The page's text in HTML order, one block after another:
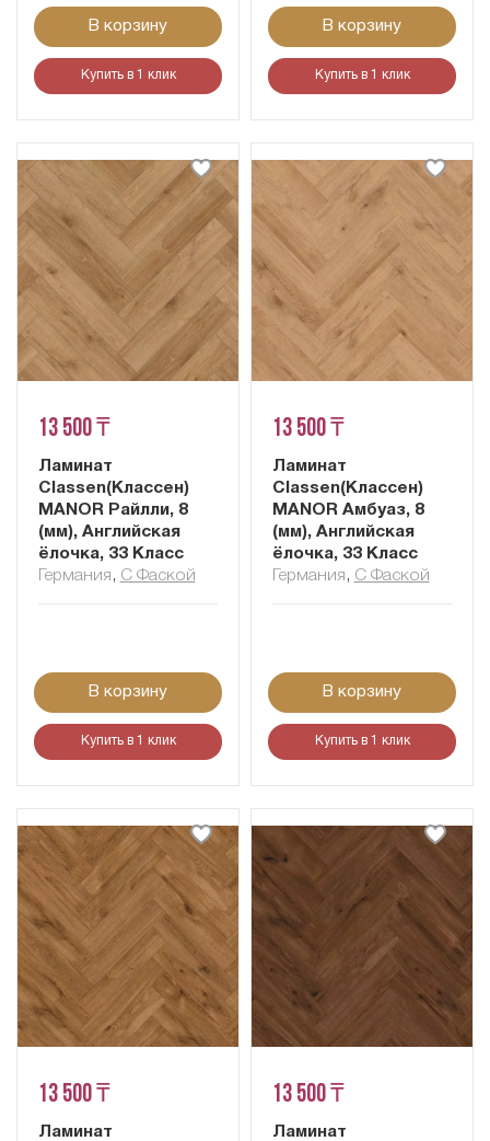
В корзину
Купить в 1 клик
В корзину
Купить в 1 клик
13 500 ₸
Ламинат
Classen(Классен)
MANOR Райлли, 8
(мм), Английская
ёлочка, 33 Класс
Германия , С Фаской
В корзину
Купить в 1 клик
13 500 ₸
Ламинат
Classen(Классен)
MANOR Амбуаз, 8
(мм), Английская
ёлочка, 33 Класс
Германия , С Фаской
В корзину
Купить в 1 клик
13 500 ₸
Ламинат
13 500 ₸
Ламинат